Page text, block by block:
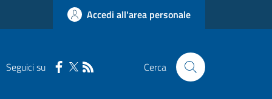
Accedi all'area personale
Seguici su Cerca